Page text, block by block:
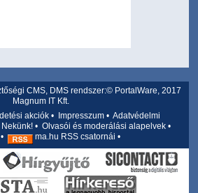
CMS, DMS rendszer:© PortalWare, 2017
Magnum IT Kft.
akciók • Impresszum •Adatvédelmi
Nekünk! •Olvasói és moderálási alapelvek •
• ma.hu RSS csatornái •